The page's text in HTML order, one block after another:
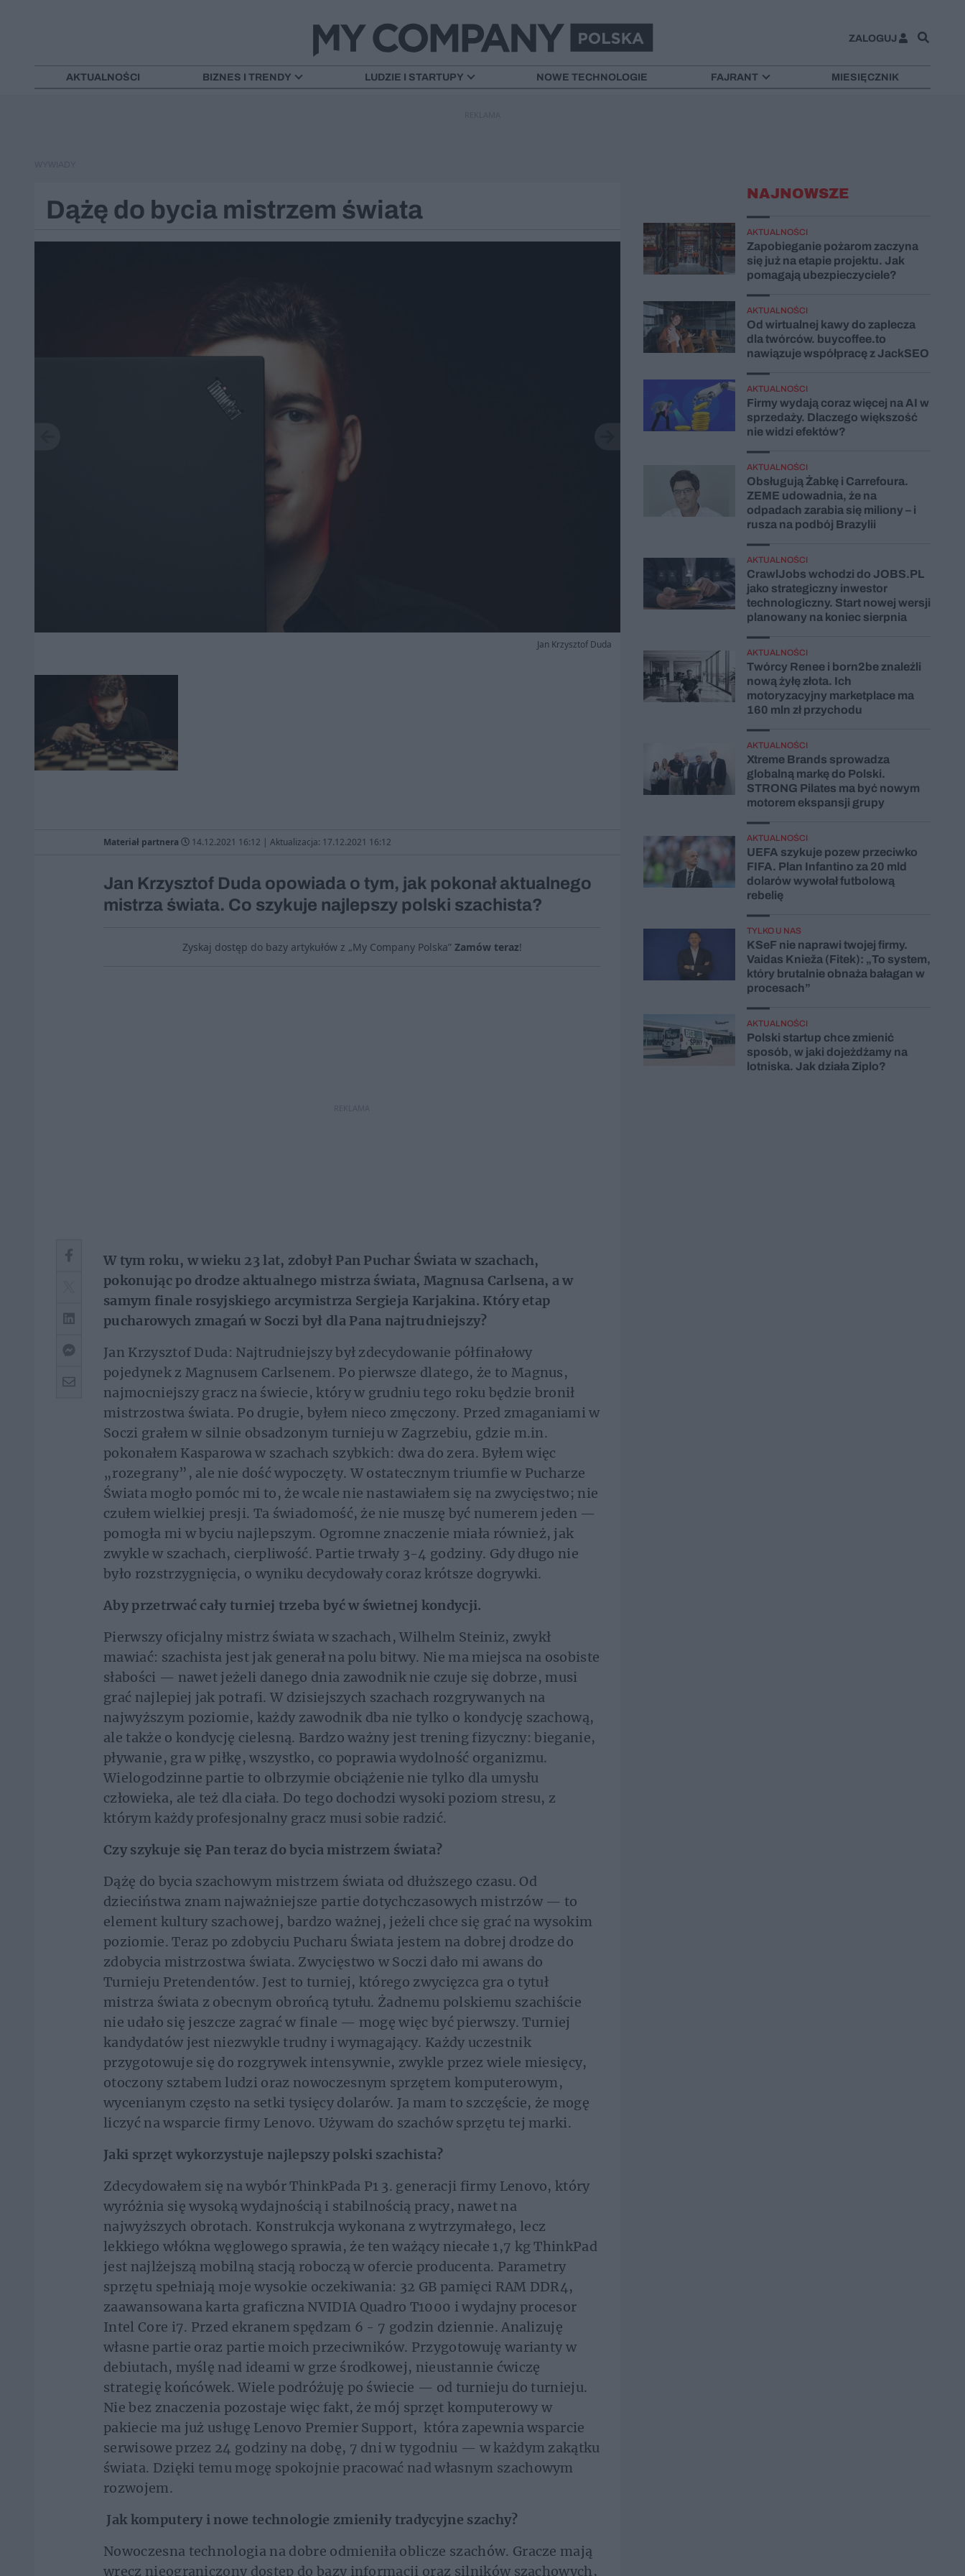
ZALOGUJ
AKTUALNOŚCI BIZNES I TRENDY LUDZIE I STARTUPY NOWE TECHNOLOGIE FAJRANT MIESIĘCZNIK
Dążę do bycia mistrzem świata
Jan Krzysztof Duda
Zamknij
Materiał partnera 14.12.2021 16:12 | Aktualizacja: 17.12.2021 16:12
Jan Krzysztof Duda opowiada o tym, jak pokonał aktualnego
mistrza świata. Co szykuje najlepszy polski szachista?
Zyskaj dostęp do bazy artykułów z „My Company Polska” Zamów teraz!
REKLAMA
W tym roku, w wieku 23 lat, zdobył Pan Puchar Świata w szachach,
pokonując po drodze aktualnego mistrza świata, Magnusa Carlsena, a w
samym finale rosyjskiego arcymistrza Sergieja Karjakina. Który etap
pucharowych zmagań w Soczi był dla Pana najtrudniejszy?
Jan Krzysztof Duda: Najtrudniejszy był zdecydowanie półfinałowy
pojedynek z Magnusem Carlsenem. Po pierwsze dlatego, że to Magnus,
najmocniejszy gracz na świecie, który w grudniu tego roku będzie bronił
mistrzostwa świata. Po drugie, byłem nieco zmęczony. Przed zmaganiami w
Soczi grałem w silnie obsadzonym turnieju w Zagrzebiu, gdzie m.in.
pokonałem Kasparowa w szachach szybkich: dwa do zera. Byłem więc
„rozegrany”, ale nie dość wypoczęty. W ostatecznym triumfie w Pucharze
Świata mogło pomóc mi to, że wcale nie nastawiałem się na zwycięstwo; nie
czułem wielkiej presji. Ta świadomość, że nie muszę być numerem jeden —
pomogła mi w byciu najlepszym. Ogromne znaczenie miała również, jak
zwykle w szachach, cierpliwość. Partie trwały 3-4 godziny. Gdy długo nie
było rozstrzygnięcia, o wyniku decydowały coraz krótsze dogrywki.
Aby przetrwać cały turniej trzeba być w świetnej kondycji.
Pierwszy oficjalny mistrz świata w szachach, Wilhelm Steiniz, zwykł
mawiać: szachista jest jak generał na polu bitwy. Nie ma miejsca na osobiste
słabości — nawet jeżeli danego dnia zawodnik nie czuje się dobrze, musi
grać najlepiej jak potrafi. W dzisiejszych szachach rozgrywanych na
najwyższym poziomie, każdy zawodnik dba nie tylko o kondycję szachową,
ale także o kondycję cielesną. Bardzo ważny jest trening fizyczny: bieganie,
pływanie, gra w piłkę, wszystko, co poprawia wydolność organizmu.
Wielogodzinne partie to olbrzymie obciążenie nie tylko dla umysłu
człowieka, ale też dla ciała. Do tego dochodzi wysoki poziom stresu, z
którym każdy profesjonalny gracz musi sobie radzić.
Czy szykuje się Pan teraz do bycia mistrzem świata?
Dążę do bycia szachowym mistrzem świata od dłuższego czasu. Od
dzieciństwa znam najważniejsze partie dotychczasowych mistrzów — to
element kultury szachowej, bardzo ważnej, jeżeli chce się grać na wysokim
poziomie. Teraz po zdobyciu Pucharu Świata jestem na dobrej drodze do
zdobycia mistrzostwa świata. Zwycięstwo w Soczi dało mi awans do
Turnieju Pretendentów. Jest to turniej, którego zwycięzca gra o tytuł
mistrza świata z obecnym obrońcą tytułu. Żadnemu polskiemu szachiście
nie udało się jeszcze zagrać w finale — mogę więc być pierwszy. Turniej
kandydatów jest niezwykle trudny i wymagający. Każdy uczestnik
przygotowuje się do rozgrywek intensywnie, zwykle przez wiele miesięcy,
otoczony sztabem ludzi oraz nowoczesnym sprzętem komputerowym,
wycenianym często na setki tysięcy dolarów. Ja mam to szczęście, że mogę
liczyć na wsparcie firmy Lenovo. Używam do szachów sprzętu tej marki.
Jaki sprzęt wykorzystuje najlepszy polski szachista?
Zdecydowałem się na wybór ThinkPada P1 3. generacji firmy Lenovo, który
wyróżnia się wysoką wydajnością i stabilnością pracy, nawet na
najwyższych obrotach. Konstrukcja wykonana z wytrzymałego, lecz
lekkiego włókna węglowego sprawia, że ten ważący niecałe 1,7 kg ThinkPad
jest najlżejszą mobilną stacją roboczą w ofercie producenta. Parametry
sprzętu spełniają moje wysokie oczekiwania: 32 GB pamięci RAM DDR4,
zaawansowana karta graficzna NVIDIA Quadro T1000 i wydajny procesor
Intel Core i7. Przed ekranem spędzam 6 - 7 godzin dziennie. Analizuję
własne partie oraz partie moich przeciwników. Przygotowuję warianty w
debiutach, myślę nad ideami w grze środkowej, nieustannie ćwiczę
strategię końcówek. Wiele podróżuję po świecie — od turnieju do turnieju.
Nie bez znaczenia pozostaje więc fakt, że mój sprzęt komputerowy w
pakiecie ma już usługę Lenovo Premier Support, która zapewnia wsparcie
serwisowe przez 24 godziny na dobę, 7 dni w tygodniu — w każdym zakątku
świata. Dzięki temu mogę spokojnie pracować nad własnym szachowym
rozwojem.
Jak komputery i nowe technologie zmieniły tradycyjne szachy?
Nowoczesna technologia na dobre odmieniła oblicze szachów. Gracze mają
wręcz nieograniczony dostęp do bazy informacji oraz silników szachowych,
NAJNOWSZE
AKTUALNOŚCI
Zapobieganie pożarom zaczyna
się już na etapie projektu. Jak
pomagają ubezpieczyciele?
AKTUALNOŚCI
Od wirtualnej kawy do zaplecza
dla twórców. buycoffee.to
nawiązuje współpracę z JackSEO
AKTUALNOŚCI
Firmy wydają coraz więcej na AI w
sprzedaży. Dlaczego większość
nie widzi efektów?
AKTUALNOŚCI
Obsługują Żabkę i Carrefoura.
ZEME udowadnia, że na
odpadach zarabia się miliony – i
rusza na podbój Brazylii
AKTUALNOŚCI
CrawlJobs wchodzi do JOBS.PL
jako strategiczny inwestor
technologiczny. Start nowej wersji
planowany na koniec sierpnia
AKTUALNOŚCI
Twórcy Renee i born2be znaleźli
nową żyłę złota. Ich
motoryzacyjny marketplace ma
160 mln zł przychodu
AKTUALNOŚCI
Xtreme Brands sprowadza
globalną markę do Polski.
STRONG Pilates ma być nowym
motorem ekspansji grupy
AKTUALNOŚCI
UEFA szykuje pozew przeciwko
FIFA. Plan Infantino za 20 mld
dolarów wywołał futbolową
rebelię
TYLKO U NAS
KSeF nie naprawi twojej firmy.
Vaidas Knieža (Fitek): „To system,
który brutalnie obnaża bałagan w
procesach”
AKTUALNOŚCI
Polski startup chce zmienić
sposób, w jaki dojeżdżamy na
lotniska. Jak działa Ziplo?